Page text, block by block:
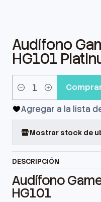
Audífono
HG101
Cantidad
Agregar a la lista
Mostrar stock de
DESCRIPCIÓN
Audífono
HG101